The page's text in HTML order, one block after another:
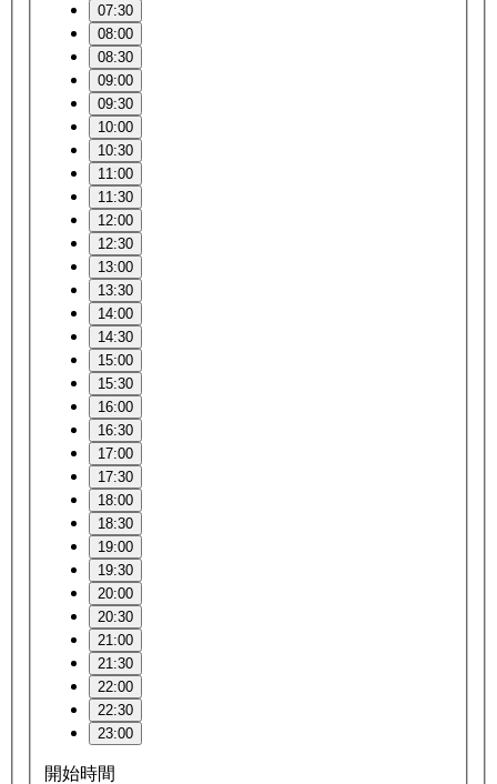
07:30
08:00
08:30
09:00
09:30
10:00
10:30
11:00
11:30
12:00
12:30
13:00
13:30
14:00
14:30
15:00
15:30
16:00
16:30
17:00
17:30
18:00
18:30
19:00
19:30
20:00
20:30
21:00
21:30
22:00
22:30
23:00
開始時間